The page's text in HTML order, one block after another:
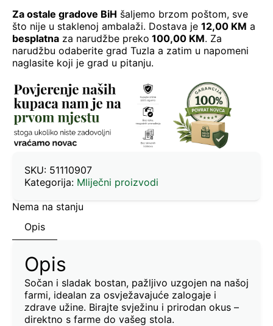
Za ostale gradove BiH šaljemo brzom poštom, sve
što nije u staklenoj ambalaži. Dostava je 12,00 KM a
besplatna za narudžbe preko 100,00 KM. Za
narudžbu odaberite grad Tuzla a zatim u napomeni
naglasite koji je grad u pitanju.
SKU: 51110907
Kategorija: Mliječni proizvodi
Nema na stanju
Opis
Opis
Sočan i sladak bostan, pažljivo uzgojen na našoj
farmi, idealan za osvježavajuće zalogaje i
zdrave užine. Birajte svježinu i prirodan okus –
direktno s farme do vašeg stola.